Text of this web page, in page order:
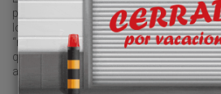
peajes, pero no se da el consenso ni
lo que no lo vamos a plantear más”. En
“no lo tenemos definido todavía y habrá
quiero dejar claro que el Gobierno tiene
aplicar un sistema de pago por uso”,